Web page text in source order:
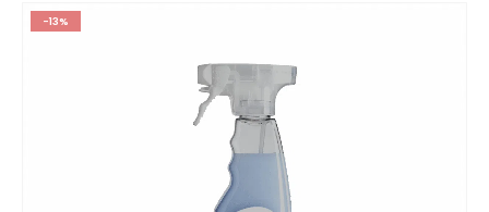
-13%